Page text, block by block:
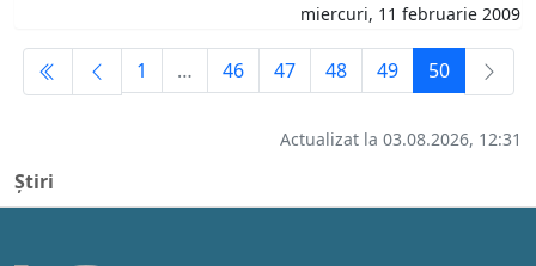
Știri
miercuri, 11 februarie 2009
1 … 46 47 48 49 50
Actualizat la 03.08.2026, 12:31